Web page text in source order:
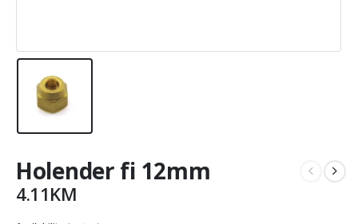
Holender fi 12mm
4.11KM